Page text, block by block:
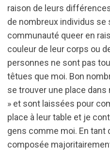
raison de leurs
de nombreux individus se
communauté queer en
couleur de leur corps ou
personnes ne sont pas
têtues que moi. Bon
se trouver une place
» et sont laissées pour
place à leur table et je
gens comme moi. En tant
composée